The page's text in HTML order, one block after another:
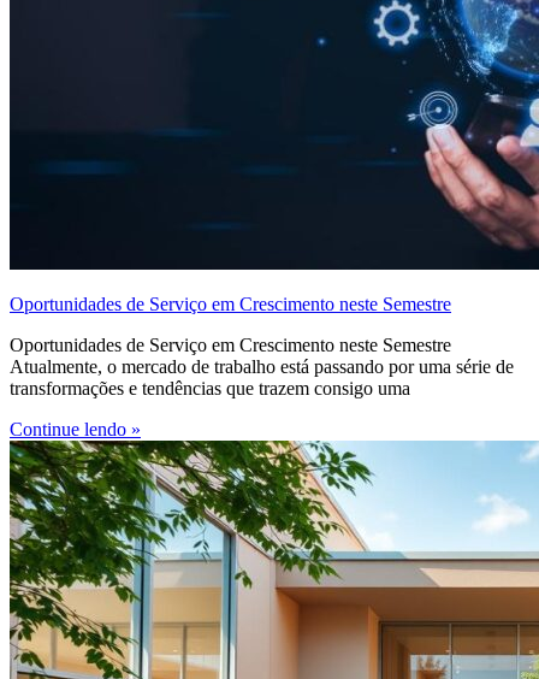
Oportunidades de Serviço em Crescimento neste Semestre
Oportunidades de Serviço em Crescimento neste Semestre
Atualmente, o mercado de trabalho está passando por uma série de
transformações e tendências que trazem consigo uma
Continue lendo »